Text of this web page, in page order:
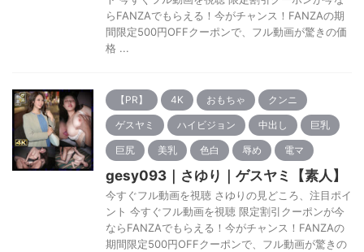
らFANZAでもらえる！今がチャンス！FANZAの期
間限定500円OFFクーポンで、フル動画が驚きの価
格 ...
【PR】 4K おもちゃ クンニ
ゲスヤミ ハイビジョン 中出し 巨乳
巨尻 美乳 色白 辱め 電マ
gesy093｜さゆり｜ゲスヤミ【素人】
今すぐフル動画を視聴 さゆりの見どころ、注目ポイ
ント 今すぐフル動画を視聴 限定割引クーポンが今
ならFANZAでもらえる！今がチャンス！FANZAの
期間限定500円OFFクーポンで、フル動画が驚きの